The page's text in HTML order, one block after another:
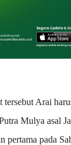
Arai
Mulya asal
pertama pada